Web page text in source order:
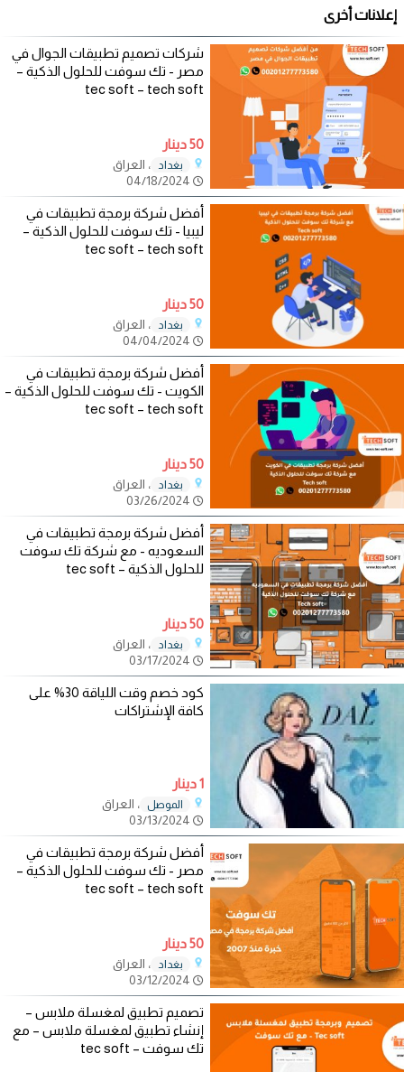
إعلانات أخرى
شركات تصميم تطبيقات الجوال في
مصر - تك سوفت للحلول الذكية –
tec soft – tech soft
50 دينار
بغداد
، العراق
أفضل شركة برمجة تطبيقات في
ليبيا - تك سوفت للحلول الذكية –
tec soft – tech soft
50 دينار
بغداد
، العراق
أفضل شركة برمجة تطبيقات في
الكويت - تك سوفت للحلول الذكية –
tec soft – tech soft
50 دينار
بغداد
، العراق
أفضل شركة برمجة تطبيقات في
السعوديه - مع شركة تك سوفت
للحلول الذكية – tec soft
50 دينار
بغداد
، العراق
كود خصم وقت اللياقة 30% على
كافة الإشتراكات
1 دينار
الموصل ، العراق
أفضل شركة برمجة تطبيقات في
مصر - تك سوفت للحلول الذكية –
tec soft – tech soft
50 دينار
بغداد
، العراق
تصميم تطبيق لمغسلة ملابس –
إنشاء تطبيق لمغسلة ملابس – مع
تك سوفت – tec soft